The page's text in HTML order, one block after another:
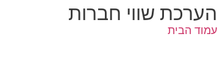
הערכת שווי חברות
עמוד הבית